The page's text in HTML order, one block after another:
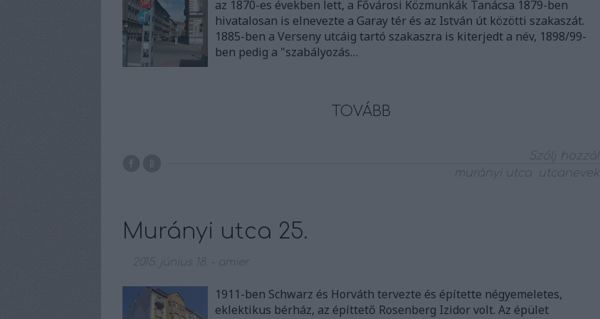
az 1870-es években lett, a Fővárosi Közmunkák Tanácsa 1879-ben
hivatalosan is elnevezte a Garay tér és az István út közötti szakaszát.
1885-ben a Verseny utcáig tartó szakaszra is kiterjedt a név, 1898/99-
ben pedig a "szabályozás…
TOVÁBB
Szólj hozzá!
murányi utca
utcanevek
Murányi utca 25.
2015. június 18. amier
1911-ben Schwarz és Horváth tervezte és építette négyemeletes,
eklektikus bérház, az építtető Rosenberg Izidor volt. Az épület